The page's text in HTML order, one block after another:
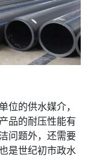
位的供水媒介，
品的耐压性能有
问题外，还需要
是世纪初市政水